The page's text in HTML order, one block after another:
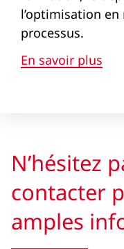
l’optimisation en
processus.
En savoir plus
N’hésitez
contacter
amples